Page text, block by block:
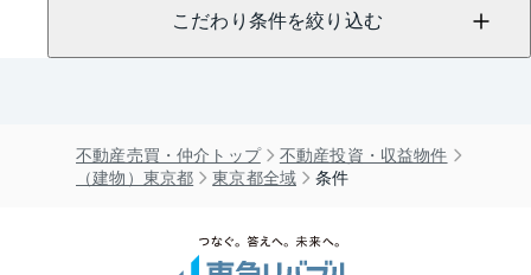
こだわり条件を絞り込む
不動産売買・仲介トップ
不動産投資・収益物件
（建物）東京都
東京都全域 条件